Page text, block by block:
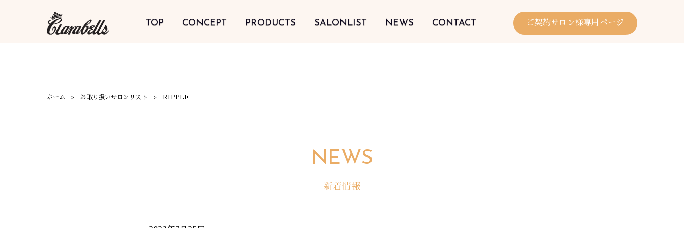
TOP CONCEPT PRODUCTS SALONLIST NEWS CONTACT ご契約サロン様専用ページ
ホーム お取り扱いサロンリスト RIPPLE
NEWS
新着情報